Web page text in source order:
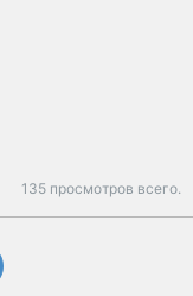
135 просмотров всего.